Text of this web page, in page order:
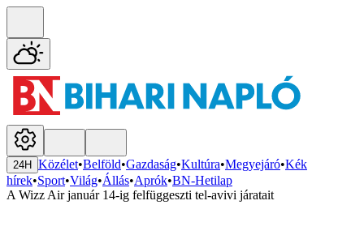
24H Közélet•Belföld•Gazdaság•Kultúra•Megyejáró•Kék
hírek•Sport•Világ•Állás•Aprók•BN-Hetilap
A Wizz Air január 14-ig felfüggeszti tel-avivi járatait